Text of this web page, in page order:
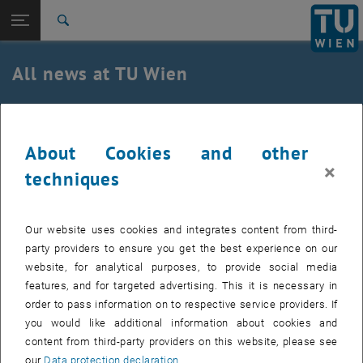
TU Login
Quicklinks
Toggle quicklinks menu
Studies
Career
TU Wien Homepage
All news at TU Wien
Darf's ein Auslandspraktikum sein?
Während des Studiums ins Ausland zu gehen muss nicht
unbedingt bedeuten dort auch zu studieren.
The images for this item are only visible after login.
Die unverbindliche und kostenlose Anmeldung für bezahlte
About Cookies and other
techniques
×
Our website uses cookies and integrates content from third-
party providers to ensure you get the best experience on our
website, for analytical purposes, to provide social media
features, and for targeted advertising. This it is necessary in
order to pass information on to respective service providers. If
you would like additional information about cookies and
content from third-party providers on this website, please see
our Data protection declaration